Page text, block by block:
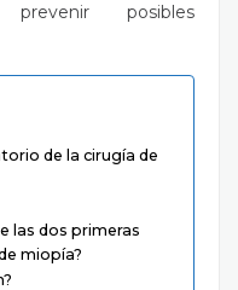
posibles
de la cirugía de
las dos primeras
miopía?